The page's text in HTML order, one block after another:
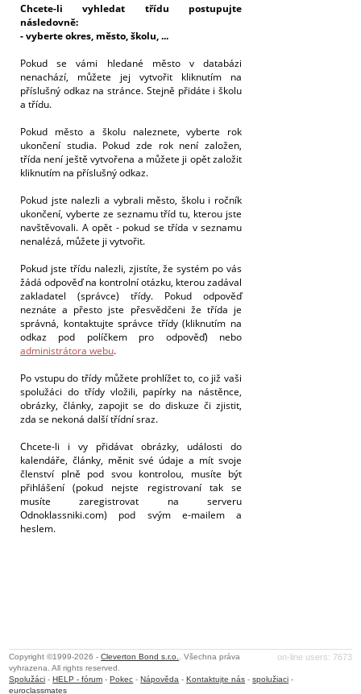
Chcete-li vyhledat třídu postupujte
následovně:
- vyberte okres, město, školu, ...
Pokud se vámi hledané město v databázi
nenachází, můžete jej vytvořit kliknutím na
příslušný odkaz na stránce. Stejně přidáte i školu
a třídu.
Pokud město a školu naleznete, vyberte rok
ukončení studia. Pokud zde rok není založen,
třída není ještě vytvořena a můžete ji opět založit
kliknutím na příslušný odkaz.
Pokud jste nalezli a vybrali město, školu i ročník
ukončení, vyberte ze seznamu tříd tu, kterou jste
navštěvovali. A opět - pokud se třída v seznamu
nenalézá, můžete ji vytvořit.
Pokud jste třídu nalezli, zjistíte, že systém po vás
žádá odpověď na kontrolní otázku, kterou zadával
zakladatel (správce) třídy. Pokud odpověď
neznáte a přesto jste přesvědčeni že třída je
správná, kontaktujte správce třídy (kliknutím na
odkaz pod políčkem pro odpověď) nebo
administrátora webu.
Po vstupu do třídy můžete prohlížet to, co již vaši
spolužáci do třídy vložili, papírky na nástěnce,
obrázky, články, zapojit se do diskuze či zjistit,
zda se nekoná další třídní sraz.
Chcete-li i vy přidávat obrázky, události do
kalendáře, články, měnit své údaje a mít svoje
členství plně pod svou kontrolou, musíte být
přihlášení (pokud nejste registrovaní tak se
musíte zaregistrovat na serveru
Odnoklassniki.com) pod svým e-mailem a
heslem.
on-line users: 7673
Copyright ©1999-2026 -Cleverton Bond s.r.o.
. Všechna práva
vyhrazena. All rights reserved.
Spolužáci -HELP - fórum -Pokec -Nápověda -Kontaktujte nás -spolužiaci -
euroclassmates